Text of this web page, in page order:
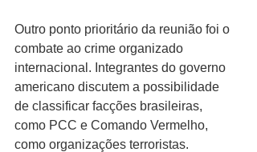
Outro ponto prioritário da reunião foi o
combate ao crime organizado
internacional. Integrantes do governo
americano discutem a possibilidade
de classificar facções brasileiras,
como PCC e Comando Vermelho,
como organizações terroristas.